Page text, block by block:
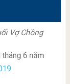
Vợ Chồng
6 năm